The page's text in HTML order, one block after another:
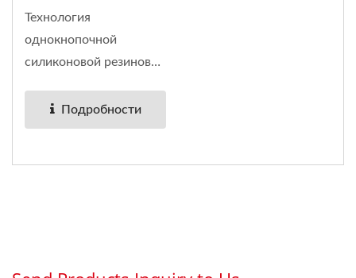
Технология
однокнопочной
силиконовой резиновой
Подробности